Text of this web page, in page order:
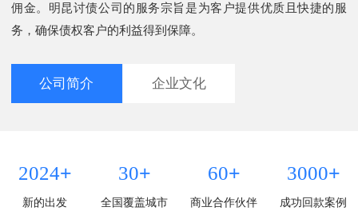
佣金。明昆讨债公司的服务宗旨是为客户提供优质且快捷的服
务，确保债权客户的利益得到保障。
公司简介 企业文化
2024+
新的出发
30+
全国覆盖城市
60+
商业合作伙伴
3000+
成功回款案例